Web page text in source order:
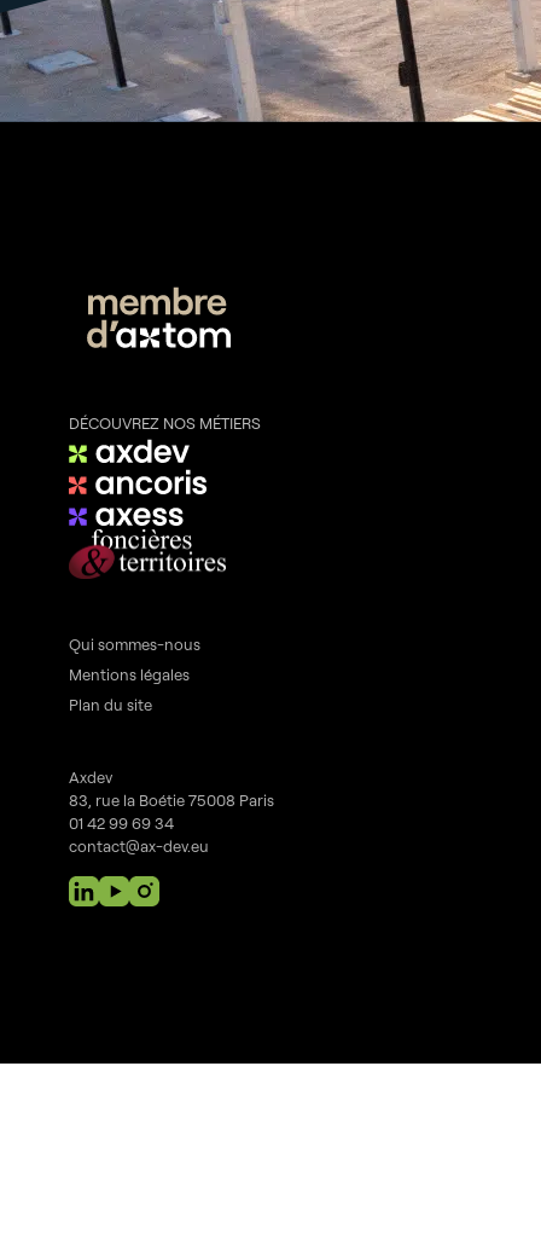
DÉCOUVREZ NOS MÉTIERS
Qui sommes-nous
Mentions légales
Plan du site
Axdev
83, rue la Boétie 75008 Paris
01 42 99 69 34
contact@ax-dev.eu